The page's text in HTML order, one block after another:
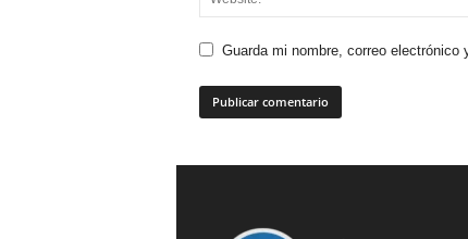
Guarda mi nombre, correo